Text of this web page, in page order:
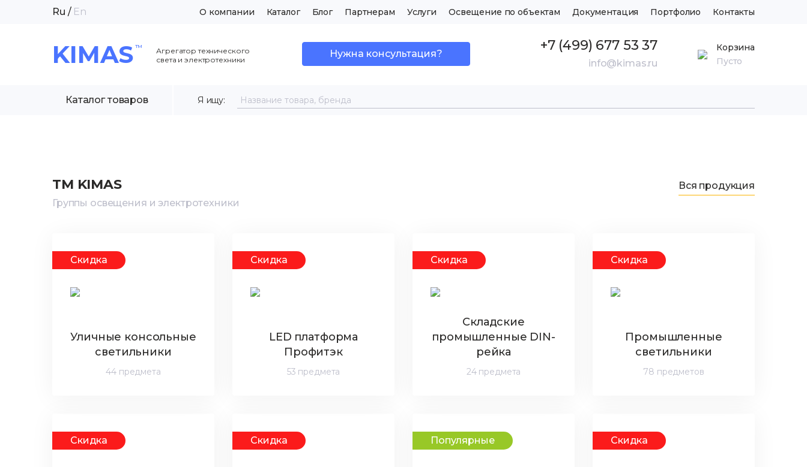
Ru / En О компании Каталог Блог Партнерам Услуги Освещение по объектам Документация Портфолио Контакты
KIMAS
Агрегатор технического
света и электротехники
Нужна консультация?
+7 (499) 677 53 37
info@kimas.ru
Корзина
Пусто
Каталог товаров Я ищу:
TM KIMAS
Группы освещения и электротехники
Вся продукция
Уличные консольные
светильники
44 предмета
Скидка
LED платформа
Профитэк
53 предмета
Скидка
Складские
промышленные DIN-
рейка
24 предмета
Скидка
Промышленные
светильники
78 предметов
Скидка
Скидка Скидка Популярные Скидка